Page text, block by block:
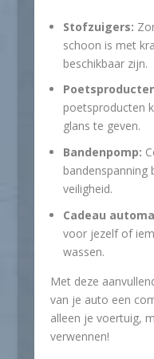
Stofzuigers:
schoon is met
beschikbaar zijn.
poetsproducten
glans te geven.
Bandenpomp:
bandenspanning
veiligheid.
Cadeau
voor jezelf of
wassen.
Met deze
van je auto een
alleen je voertuig,
verwennen!